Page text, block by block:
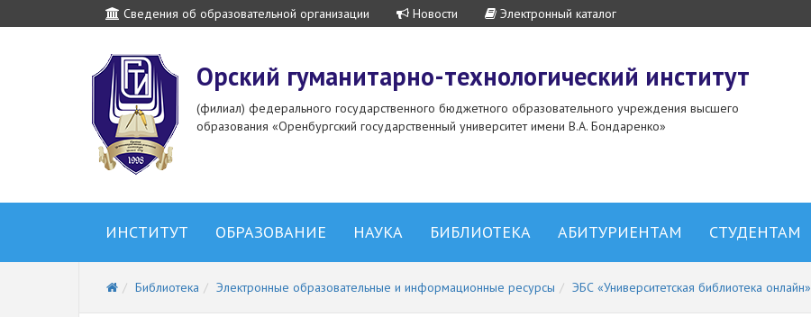
Сведения об образовательной организации Новости Электронный каталог
Орский гуманитарно-технологический институт
(филиал) федерального государственного бюджетного образовательного учреждения высшего
образования «Оренбургский государственный университет имени В.А. Бондаренко»
ИНСТИТУТ ОБРАЗОВАНИЕ НАУКА БИБЛИОТЕКА АБИТУРИЕНТАМ СТУДЕНТАМ
Библиотека Электронные образовательные и информационные ресурсы ЭБС «Университетская библиотека онлайн»